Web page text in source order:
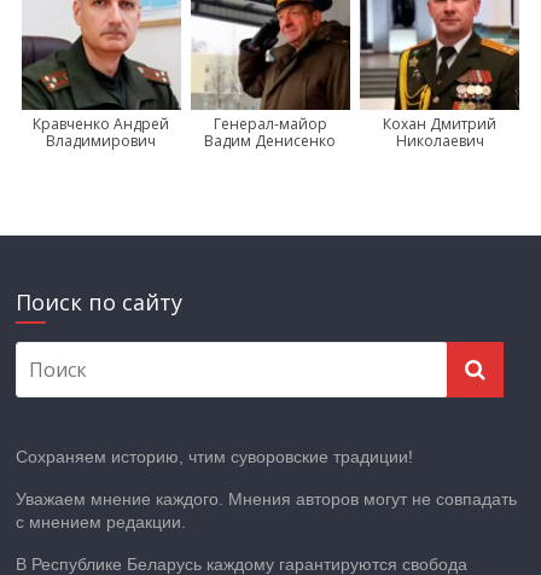
Кравченко Андрей
Владимирович
Генерал-майор
Вадим Денисенко
Кохан Дмитрий
Николаевич
Поиск по сайту
Сохраняем историю, чтим суворовские традиции!
Уважаем мнение каждого. Мнения авторов могут не совпадать
с мнением редакции.
В Республике Беларусь каждому гарантируются свобода